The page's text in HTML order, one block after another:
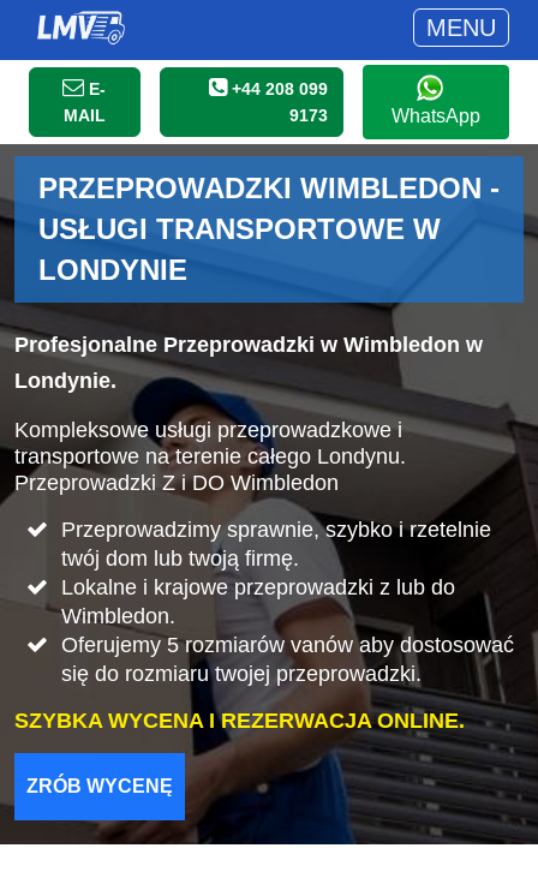
MENU
E-
MAIL
+44 208 099
9173
WhatsApp
PRZEPROWADZKI WIMBLEDON -
USŁUGI TRANSPORTOWE W
LONDYNIE
Profesjonalne Przeprowadzki w Wimbledon w
Londynie.
Kompleksowe usługi przeprowadzkowe i
transportowe na terenie całego Londynu.
Przeprowadzki Z i DO Wimbledon
Przeprowadzimy sprawnie, szybko i rzetelnie
twój dom lub twoją firmę.
Lokalne i krajowe przeprowadzki z lub do
Wimbledon.
Oferujemy 5 rozmiarów vanów aby dostosować
się do rozmiaru twojej przeprowadzki.
SZYBKA WYCENA I REZERWACJA ONLINE.
ZRÓB WYCENĘ